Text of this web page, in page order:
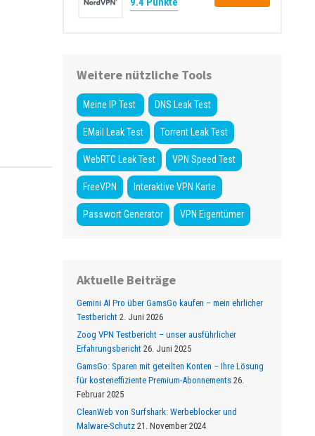
Weitere nützliche Tools
Meine IP Test DNS Leak Test
EMail Leak Test Torrent Leak Test
WebRTC Leak Test VPN Speed Test
FreeVPN Interaktive VPN Karte
Passwort Generator VPN Eigentümer
Aktuelle Beiträge
Gemini AI Pro über GamsGo kaufen – mein ehrlicher
Testbericht 2. Juni 2026
Zoog VPN Testbericht – unser ausführlicher
Erfahrungsbericht 26. Juni 2025
GamsGo: Sparen mit geteilten Konten – Ihre Lösung
für kosteneffiziente Premium-Abonnements 26.
Februar 2025
CleanWeb von Surfshark: Werbeblocker und
Malware-Schutz 21. November 2024